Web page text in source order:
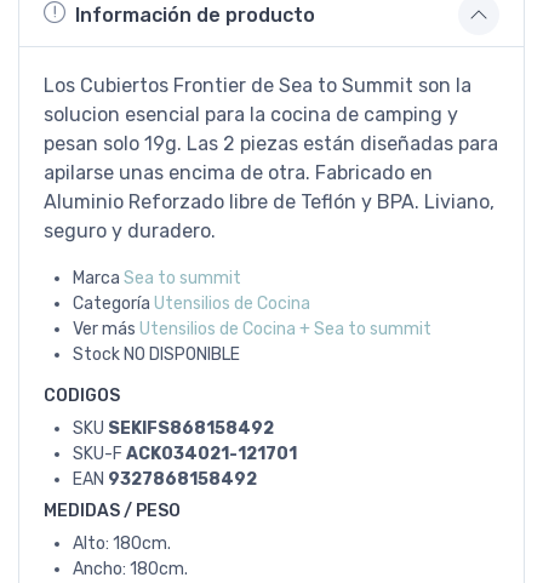
Información de producto
Los Cubiertos Frontier de Sea to Summit son la
solucion esencial para la cocina de camping y
pesan solo 19g. Las 2 piezas están diseñadas para
apilarse unas encima de otra. Fabricado en
Aluminio Reforzado libre de Teflón y BPA. Liviano,
seguro y duradero.
Marca Sea to summit
Categoría Utensilios de Cocina
Ver más Utensilios de Cocina + Sea to summit
Stock NO DISPONIBLE
CODIGOS
SKU SEKIFS868158492
SKU-F ACK034021-121701
EAN 9327868158492
MEDIDAS / PESO
Alto: 180cm.
Ancho: 180cm.